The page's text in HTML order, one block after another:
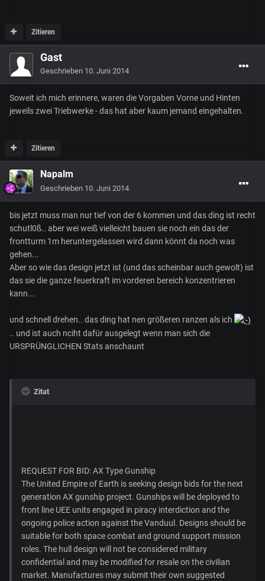
Zitieren
Gast
Geschrieben 10. Juni 2014
Soweit ich mich erinnere, waren die Vorgaben Vorne und Hinten
jeweils zwei Triebwerke - das hat aber kaum jemand eingehalten.
Zitieren
Napalm
Geschrieben 10. Juni 2014
bis jetzt muss man nur tief von der 6 kommen und das ding ist recht
schutl0ß.. aber wei weiß vielleicht bauen sie noch ein das der
frontturm 1m heruntergelassen wird dann könnt da noch was
gehen...
Aber so wie das design jetzt ist (und das scheinbar auch gewolt) ist
das sie die ganze feuerkraft im vorderen bereich konzentrieren
kann...
und schnell drehen.. das ding hat nen größeren ranzen als ich
.. und ist auch nciht dafür ausgelegt wenn man sich die
URSPRÜNGLICHEN Stats anschaunt
Zitat
REQUEST FOR BID: AX Type Gunship
The United Empire of Earth is seeking design bids for the next
generation AX gunship project. Gunships will be deployed to
front line UEE units engaged in piracy interdiction and the
ongoing police action against the Vanduul. Designs should be
suitable for both space combat and ground support mission
roles. The hull design will not be considered military
confidential and may be modified for resale on the civilian
market. Manufactures may submit their own suggested